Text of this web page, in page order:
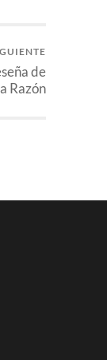
de
Razón